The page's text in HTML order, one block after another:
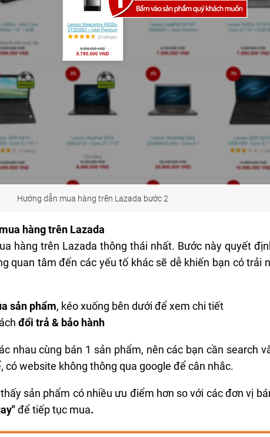
Hướng dẫn mua hàng trên Lazada bước 2
hàng trên Lazada
hàng trên Lazada thông thái nhất. Bước này quyết
quan tâm đến các yếu tố khác sẽ dễ khiến bạn có trải
sản phẩm, kéo xuống bên dưới để xem chi tiết
đổi trả & bảo hành
nhau cùng bán 1 sản phẩm, nên các bạn cần search
có website không thông qua google để cân nhắc.
sản phẩm có nhiều ưu điểm hơn so với các đơn vị
để tiếp tục mua.